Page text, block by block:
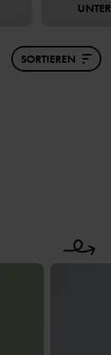
SORTIEREN